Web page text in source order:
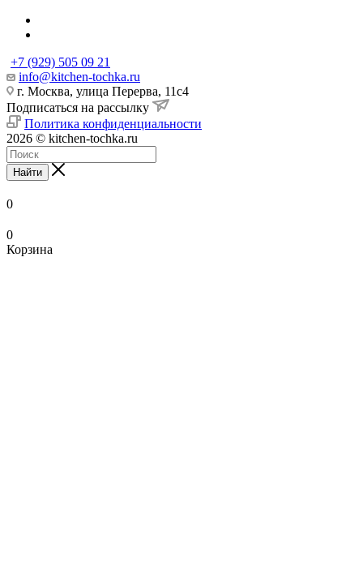
+7 (929) 505 09 21
info@kitchen-tochka.ru
г. Москва, улица Перерва, 11с4
Подписаться на рассылку
Политика конфиденциальности
2026 © kitchen-tochka.ru
Найти
0
0
Корзина